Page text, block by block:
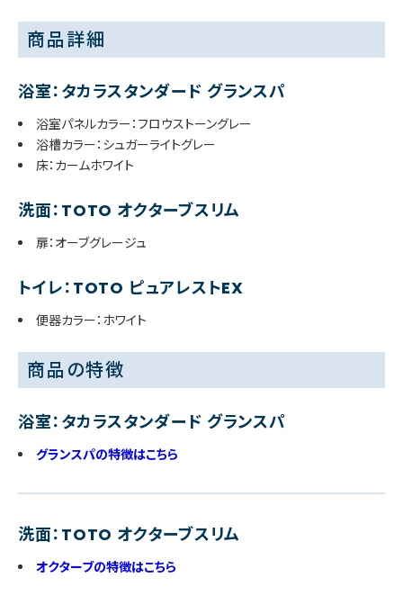
商品詳細
浴室：タカラスタンダード グランスパ
浴室パネルカラー：フロウストーングレー
浴槽カラー：シュガーライトグレー
床：カームホワイト
洗面：TOTO オクターブスリム
扉：オーブグレージュ
トイレ：TOTO ピュアレストEX
便器カラー：ホワイト
商品の特徴
浴室：タカラスタンダード グランスパ
グランスパの特徴はこちら
洗面：TOTO オクターブスリム
オクターブの特徴はこちら